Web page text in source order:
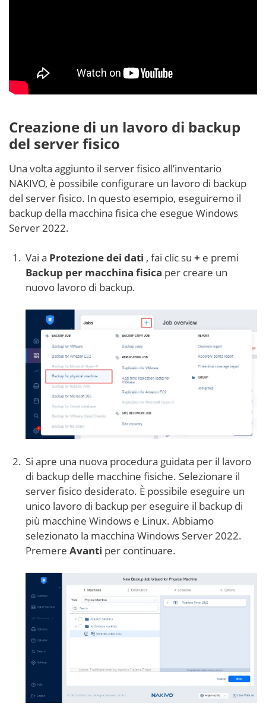
fisico.
I file dell’agente NAKIVO Transporter installato per la
macchina fisica sono memorizzati inC:Program
FilesNAKIVO Backup & Replicationtransporter
sulla macchina Windows per impostazione
predefinita.
È inoltre possibile guardare questo video per una
guida dettagliata su come aggiungere una macchina
fisica a NAKIVO Backup & Replication:
Creazione di un lavoro di backup
del server fisico
Una volta aggiunto il server fisico all’inventario
NAKIVO, è possibile configurare un lavoro di backup
del server fisico. In questo esempio, eseguiremo il
backup della macchina fisica che esegue Windows
Server 2022.
Vai a Protezione dei dati , fai clic su + e premi
Backup per macchina fisica per creare un
nuovo lavoro di backup.
Si apre una nuova procedura guidata per il lavoro
di backup delle macchine fisiche. Selezionare il
server fisico desiderato. È possibile eseguire un
unico lavoro di backup per eseguire il backup di
più macchine Windows e Linux. Abbiamo
selezionato la macchina Windows Server 2022.
Premere Avanti per continuare.